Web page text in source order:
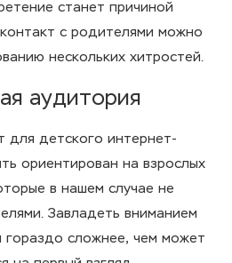
станет причиной
с родителями можно
нескольких хитростей.
аудитория
для детского интернет-
ориентирован на взрослых
в нашем случае не
Завладеть вниманием
гораздо сложнее, чем может